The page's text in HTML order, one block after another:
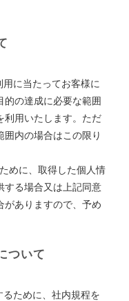
に当たってお客様に
的の達成に必要な範囲
利用いたします。ただ
囲内の場合はこの限り
めに、取得した個人情
する場合又は上記同意
がありますので、予め
ついて
ために、社内規程を